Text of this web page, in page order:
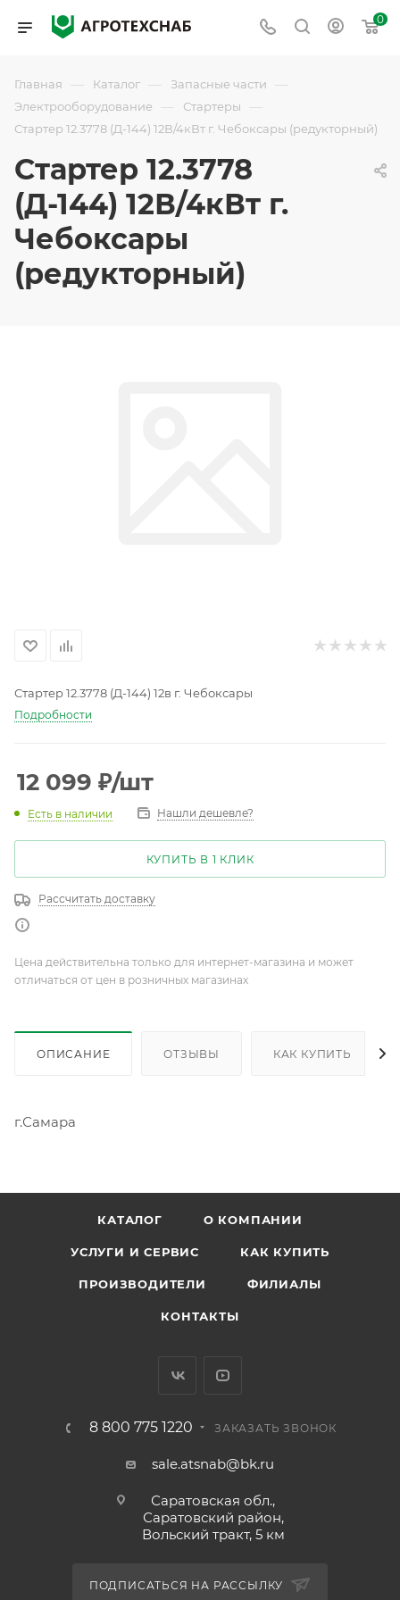
0
Главная — Каталог — Запасные части —
Электрооборудование — Стартеры —
Стартер 12.3778 (Д-144) 12В/4кВт г. Чебоксары (редукторный)
Стартер 12.3778
(Д-144) 12В/4кВт г.
Чебоксары
(редукторный)
Стартер 12.3778 (Д-144) 12в г. Чебоксары
Подробности
12 099 ₽/шт
Есть в наличии Нашли дешевле?
КУПИТЬ В 1 КЛИК
Рассчитать доставку
Цена действительна только для интернет-магазина и может
отличаться от цен в розничных магазинах
ОПИСАНИЕ ОТЗЫВЫ КАК КУПИТЬ
г.Самара
КАТАЛОГ О КОМПАНИИ
УСЛУГИ И СЕРВИС КАК КУПИТЬ
ПРОИЗВОДИТЕЛИ ФИЛИАЛЫ
КОНТАКТЫ
8 800 775 1220 ЗАКАЗАТЬ ЗВОНОК
sale.atsnab@bk.ru
Саратовская обл.,
Саратовский район,
Вольский тракт, 5 км
ПОДПИСАТЬСЯ НА РАССЫЛКУ